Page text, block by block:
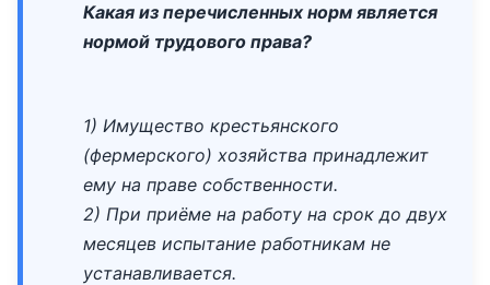
Какая из перечисленных норм является
нормой трудового права?
1) Имущество крестьянского
(фермерского) хозяйства принадлежит
ему на праве собственности.
2) При приёме на работу на срок до двух
месяцев испытание работникам не
устанавливается.